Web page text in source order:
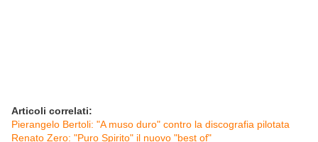
Articoli correlati:
Pierangelo Bertoli: "A muso duro" contro la discografia pilotata
Renato Zero: "Puro Spirito" il nuovo "best of"